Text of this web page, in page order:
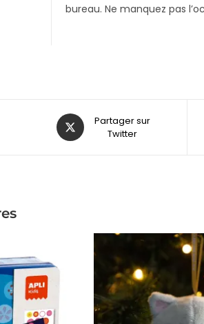
bureau. Ne manquez pas
Partager sur
Twitter